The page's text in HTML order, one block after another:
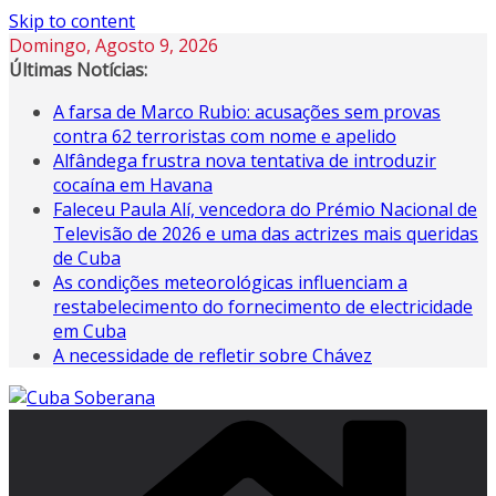
Skip to content
Domingo, Agosto 9, 2026
Últimas Notícias:
A farsa de Marco Rubio: acusações sem provas
contra 62 terroristas com nome e apelido
Alfândega frustra nova tentativa de introduzir
cocaína em Havana
Faleceu Paula Alí, vencedora do Prémio Nacional de
Televisão de 2026 e uma das actrizes mais queridas
de Cuba
As condições meteorológicas influenciam a
restabelecimento do fornecimento de electricidade
em Cuba
A necessidade de refletir sobre Chávez